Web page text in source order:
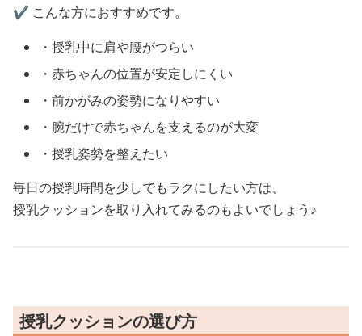
✔️ こんな方におすすめです。
・授乳中に肩や腰がつらい
・赤ちゃんの位置が安定しにくい
・前かがみの姿勢になりやすい
・腕だけで赤ちゃんを支えるのが大変
・授乳姿勢を整えたい
毎日の授乳時間を少しでもラクにしたい方は、
授乳クッションを取り入れてみるのもよいでしょう♪
授乳クッションの選び方